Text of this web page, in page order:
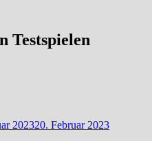
Testspielen
202320. Februar 2023